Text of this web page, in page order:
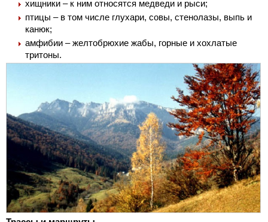
хищники – к ним относятся медведи и рыси;
птицы – в том числе глухари, совы, стенолазы, выпь и
канюк;
амфибии – желтобрюхие жабы, горные и хохлатые
тритоны.